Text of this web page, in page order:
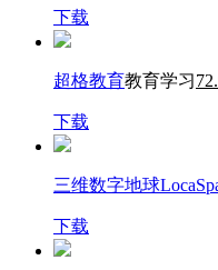
下载
超格教育教育学习
下载
三维数字地球
下载